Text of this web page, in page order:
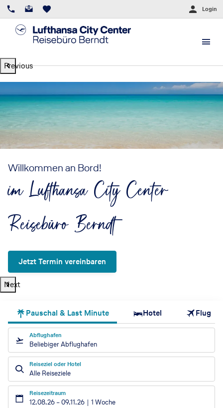
Login
Previous
Willkommen an Bord!
im Lufthansa City Center
Reisebüro Berndt
Jetzt Termin vereinbaren
Next
Pauschal & Last Minute Hotel Flug
Abflughafen
Beliebiger Abflughafen
Reiseziel oder Hotel
Alle Reiseziele
Reisezeitraum
12.08.26 –09.11.26 1 Woche